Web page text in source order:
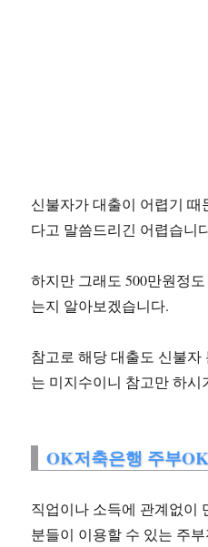
신불자가 대출이 어렵기
다고 말씀드리긴 어렵습니
하지만 그래도 500만원정
는지 알아보겠습니다.
참고로 해당 대출도 신불자
는 미지수이니 참고만 하시
OK저축은행 주부
직업이나 소득에 관계없이
분들이 이용할 수 있는 주